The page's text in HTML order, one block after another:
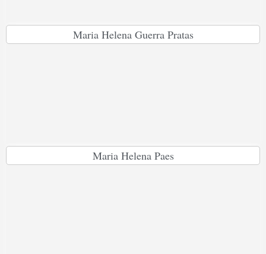
Maria Helena Guerra Pratas
Maria Helena Paes